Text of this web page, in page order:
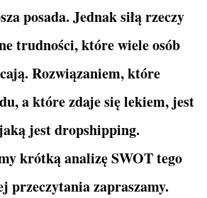
posada. Jednak siłą rzeczy
trudności, które wiele osób
Rozwiązaniem, które
a które zdaje się lekiem, jest
jest dropshipping.
krótką analizę SWOT tego
przeczytania zapraszamy.